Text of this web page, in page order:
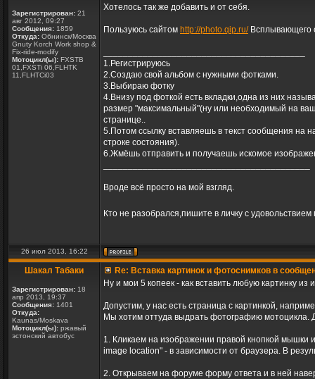
Зарегистрирован: 21
авг 2012, 09:27
Сообщения: 1859
Откуда: Обнинск/Москва
Gnuty Korch Work shop &
Fix-ride-modify
Мотоцикл(ы): FXSTB
01,FXSTi 06,FLHTK
11,FLHTCi03
Хотелось так же добавить и от себя.
Пользуюсь сайтом http://photo.qip.ru/Всплывающего
1.Регистрируюсь
2.Создаю свой альбом с нужными фотками.
3.Выбираю фотку
4.Внизу под фоткой есть вкладки,одна из них
размер "максимальный"(ну или необходимый на
странице..
5.Потом ссылку вставляешь в текст сообщения на
строке состояния).
6.Жмёшь отправить и получаешь искомое
Вроде всё просто на мой взгляд.
Кто не разобрался,пишите в личку с удовольствием
26 июл 2013, 16:22
Шакал Табаки
Зарегистрирован: 18
апр 2013, 19:37
Сообщения: 1401
Откуда:
Kaunas/Moskava
Мотоцикл(ы): ржавый
эстонский автобус
Re: Вставка картинок и фотоснимков в
Ну и мои 5 копеек - как вставить любую картинку из
Допустим, у нас есть страница с картинкой,
Мы хотим оттуда выдрать фотографию мотоцикла.
1. Кликаем на изображении правой кнопкой
image location" - в зависимости от браузера. В
2. Открываем на форуме форму ответа и в ней